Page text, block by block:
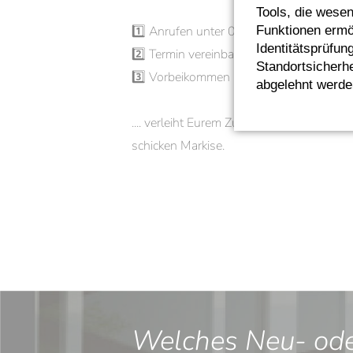
1️⃣ Anrufen unter 0961/388 237 30
2️⃣ Termin vereinbaren
3️⃣ Vorbeikommen und alle Modelle
.... verleiht Eurem Zuhause einen neuen
schicken Markise.
Welches Neu-
Tools, die
Funktionen
abgelehnt